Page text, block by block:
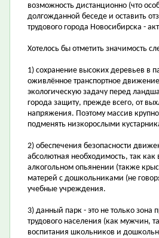
возможность дистанционно (что
долгожданной беседе и оставить
трудового города Новосибирска -
Хотелось бы отметить значимость
1) сохранение высоких деревьев в
оживлённое транспортное
экологическую задачу перед
города защиту, прежде всего, от
напряжения. Поэтому массив
подменять низкорослыми
2) обеспечения безопасности
абсолютная необходимость, так
алкогольном опьянении (также
матерей с дошкольниками (не
учебные учреждения.
3) данный парк - это не только зона
трудового населения (как мужчин,
воспитания школьников и